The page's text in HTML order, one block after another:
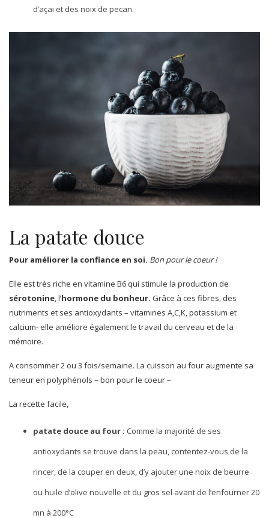
d’açai et des noix de pecan.
La patate douce
Pour améliorer la confiance en soi. Bon pour le coeur !
Elle est très riche en vitamine B6 qui stimule la production de
sérotonine, l’hormone du bonheur. Grâce à ces fibres, des
nutriments et ses antioxydants – vitamines A,C,K, potassium et
calcium- elle améliore également le travail du cerveau et de la
mémoire.
A consommer 2 ou 3 fois/semaine. La cuisson au four augmente sa
teneur en polyphénols – bon pour le coeur –
La recette facile,
patate douce au four : Comme la majorité de ses
antioxydants se trouve dans la peau, contentez-vous de la
rincer, de la couper en deux, d’y ajouter une noix de beurre
ou huile d’olive nouvelle et du gros sel avant de l’enfourner 20
mn à 200°C